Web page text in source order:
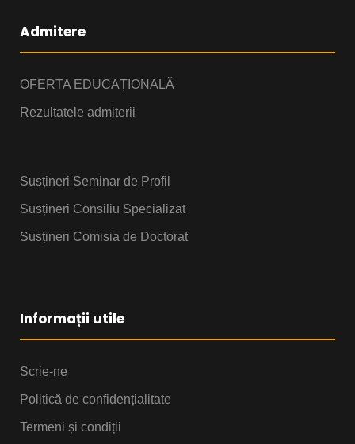
Admitere
OFERTA EDUCAȚIONALĂ
Rezultatele admiterii
Susțineri Seminar de Profil
Susțineri Consiliu Specializat
Susțineri Comisia de Doctorat
Informații utile
Scrie-ne
Politică de confidențialitate
Termeni și condiții